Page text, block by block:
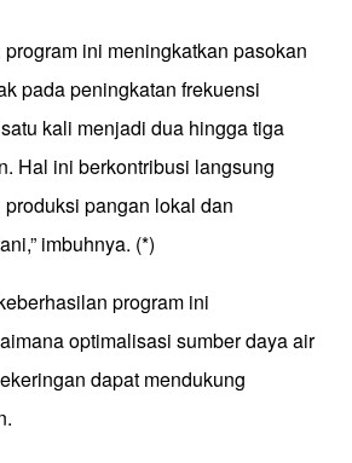
program ini meningkatkan pasokan
pada peningkatan frekuensi
kali menjadi dua hingga tiga
Hal ini berkontribusi langsung
pangan lokal dan
imbuhnya. (*)
program ini
optimalisasi sumber daya air
dapat mendukung